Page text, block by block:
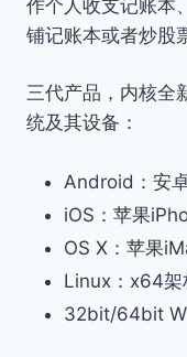
作个人收支记账本
铺记账本或者炒股
三代产品，内核全
统及其设备：
Android：安
iOS：苹果
OS X：苹果
Linux：x64架
32bit/64bit